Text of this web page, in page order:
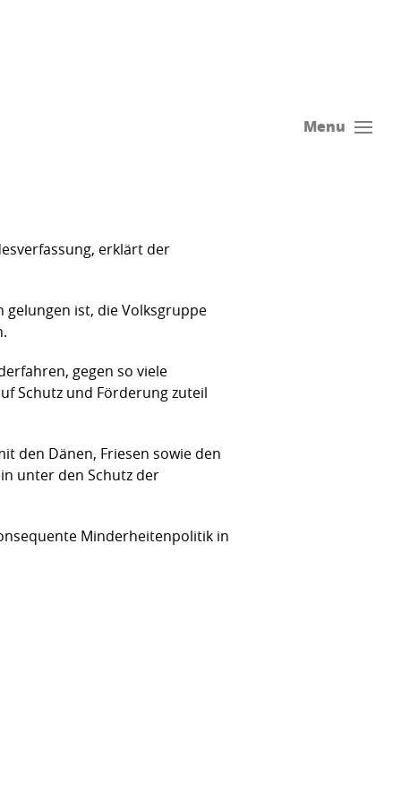
Menu
erklärt der
gelungen ist, die Volksgruppe
gegen so viele
Schutz und Förderung zuteil
den Dänen, Friesen sowie den
unter den Schutz der
Minderheitenpolitik in